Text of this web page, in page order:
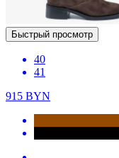
Быстрый просмотр
40
41
915 BYN